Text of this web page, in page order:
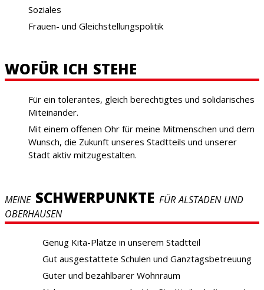
Soziales
Frauen- und Gleichstellungspolitik
WOFÜR ICH STEHE
Für ein tolerantes, gleich berechtigtes und solidarisches
Miteinander.
Mit einem offenen Ohr für meine Mitmenschen und dem
Wunsch, die Zukunft unseres Stadtteils und unserer
Stadt aktiv mitzugestalten.
MEINESCHWERPUNKTE FÜR ALSTADEN UND
OBERHAUSEN
Genug Kita-Plätze in unserem Stadtteil
Gut ausgestattete Schulen und Ganztagsbetreuung
Guter und bezahlbarer Wohnraum